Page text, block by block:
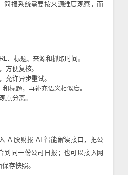
简报系统需要按来源维度观察，而
、标题、来源和抓取时间。
方便复核。
允许异步重试。
标题，再补充语义相似度。
点分离。
A 股财报 AI 智能解读接口，把公
到同一份公司日报；也可以接入网
存快照。